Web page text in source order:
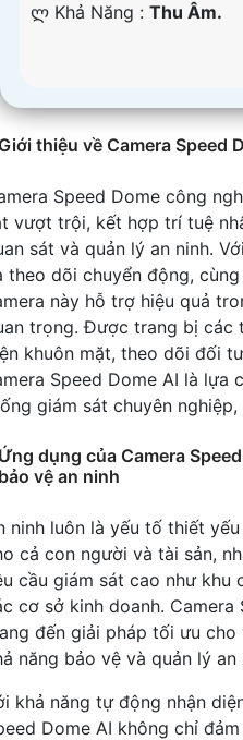
️ლ Khả Năng : Thu Âm.
thiệu về Camera Speed
Speed Dome công
vượt trội, kết hợp trí tuệ
sát và quản lý an ninh.
theo dõi chuyển động,
này hỗ trợ hiệu quả
trọng. Được trang bị các
khuôn mặt, theo dõi đối
Speed Dome AI là lựa
giám sát chuyên
dụng của Camera
vệ an ninh
ninh luôn là yếu tố thiết
cả con người và tài sản,
cầu giám sát cao như khu
cơ sở kinh doanh. Camera
đến giải pháp tối ưu
năng bảo vệ và quản lý
khả năng tự động nhận
Dome AI không chỉ